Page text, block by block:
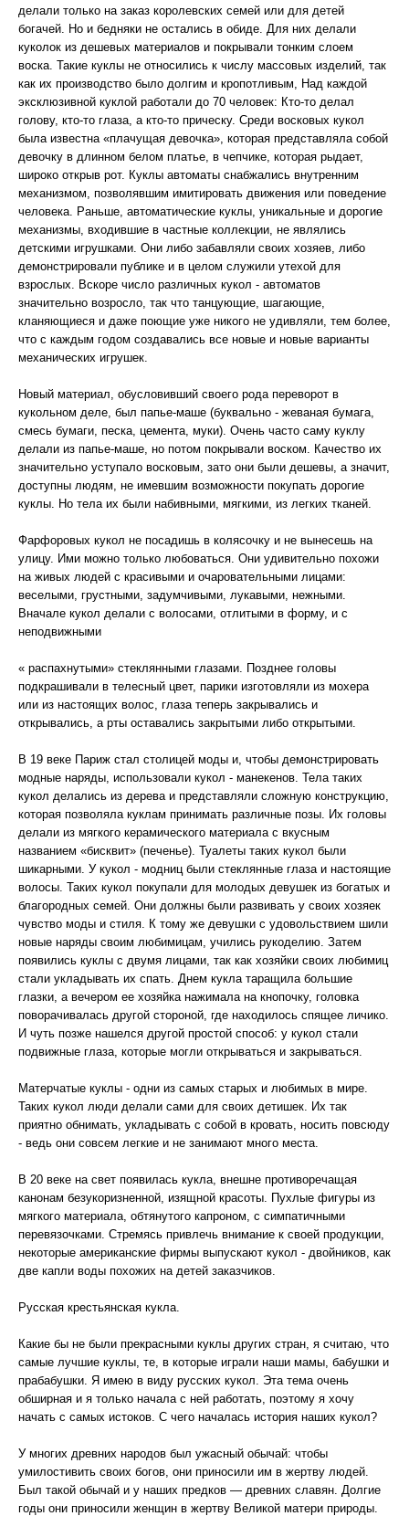
делали только на заказ королевских семей или для детей
богачей. Но и бедняки не остались в обиде. Для них делали
куколок из дешевых материалов и покрывали тонким слоем
воска. Такие куклы не относились к числу массовых изделий, так
как их производство было долгим и кропотливым, Над каждой
эксклюзивной куклой работали до 70 человек: Кто-то делал
голову, кто-то глаза, а кто-то прическу. Среди восковых кукол
была известна «плачущая девочка», которая представляла собой
девочку в длинном белом платье, в чепчике, которая рыдает,
широко открыв рот. Куклы автоматы снабжались внутренним
механизмом, позволявшим имитировать движения или поведение
человека. Раньше, автоматические куклы, уникальные и дорогие
механизмы, входившие в частные коллекции, не являлись
детскими игрушками. Они либо забавляли своих хозяев, либо
демонстрировали публике и в целом служили утехой для
взрослых. Вскоре число различных кукол - автоматов
значительно возросло, так что танцующие, шагающие,
кланяющиеся и даже поющие уже никого не удивляли, тем более,
что с каждым годом создавались все новые и новые варианты
механических игрушек.
Новый материал, обусловивший своего рода переворот в
кукольном деле, был папье-маше (буквально - жеваная бумага,
смесь бумаги, песка, цемента, муки). Очень часто саму куклу
делали из папье-маше, но потом покрывали воском. Качество их
значительно уступало восковым, зато они были дешевы, а значит,
доступны людям, не имевшим возможности покупать дорогие
куклы. Но тела их были набивными, мягкими, из легких тканей.
Фарфоровых кукол не посадишь в колясочку и не вынесешь на
улицу. Ими можно только любоваться. Они удивительно похожи
на живых людей с красивыми и очаровательными лицами:
веселыми, грустными, задумчивыми, лукавыми, нежными.
Вначале кукол делали с волосами, отлитыми в форму, и с
неподвижными
« распахнутыми» стеклянными глазами. Позднее головы
подкрашивали в телесный цвет, парики изготовляли из мохера
или из настоящих волос, глаза теперь закрывались и
открывались, а рты оставались закрытыми либо открытыми.
В 19 веке Париж стал столицей моды и, чтобы демонстрировать
модные наряды, использовали кукол - манекенов. Тела таких
кукол делались из дерева и представляли сложную конструкцию,
которая позволяла куклам принимать различные позы. Их головы
делали из мягкого керамического материала с вкусным
названием «бисквит» (печенье). Туалеты таких кукол были
шикарными. У кукол - модниц были стеклянные глаза и настоящие
волосы. Таких кукол покупали для молодых девушек из богатых и
благородных семей. Они должны были развивать у своих хозяек
чувство моды и стиля. К тому же девушки с удовольствием шили
новые наряды своим любимицам, учились рукоделию. Затем
появились куклы с двумя лицами, так как хозяйки своих любимиц
стали укладывать их спать. Днем кукла таращила большие
глазки, а вечером ее хозяйка нажимала на кнопочку, головка
поворачивалась другой стороной, где находилось спящее личико.
И чуть позже нашелся другой простой способ: у кукол стали
подвижные глаза, которые могли открываться и закрываться.
Матерчатые куклы - одни из самых старых и любимых в мире.
Таких кукол люди делали сами для своих детишек. Их так
приятно обнимать, укладывать с собой в кровать, носить повсюду
- ведь они совсем легкие и не занимают много места.
В 20 веке на свет появилась кукла, внешне противоречащая
канонам безукоризненной, изящной красоты. Пухлые фигуры из
мягкого материала, обтянутого капроном, с симпатичными
перевязочками. Стремясь привлечь внимание к своей продукции,
некоторые американские фирмы выпускают кукол - двойников, как
две капли воды похожих на детей заказчиков.
Русская крестьянская кукла.
Какие бы не были прекрасными куклы других стран, я считаю, что
самые лучшие куклы, те, в которые играли наши мамы, бабушки и
прабабушки. Я имею в виду русских кукол. Эта тема очень
обширная и я только начала с ней работать, поэтому я хочу
начать с самых истоков. С чего началась история наших кукол?
У многих древних народов был ужасный обычай: чтобы
умилостивить своих богов, они приносили им в жертву людей.
Был такой обычай и у наших предков — древних славян. Долгие
годы они приносили женщин в жертву Великой матери природы.